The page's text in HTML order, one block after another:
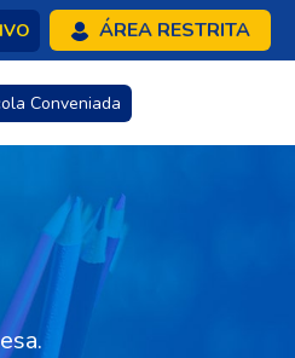
ÁREA RESTRITA
Conveniada